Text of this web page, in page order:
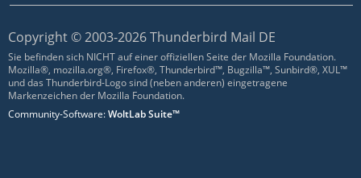
Copyright © 2003-2026 Thunderbird Mail DE
Sie befinden sich NICHT auf einer offiziellen Seite der Mozilla Foundation.
Mozilla®, mozilla.org®, Firefox®, Thunderbird™, Bugzilla™, Sunbird®, XUL™
und das Thunderbird-Logo sind (neben anderen) eingetragene
Markenzeichen der Mozilla Foundation.
Community-Software:WoltLab Suite™